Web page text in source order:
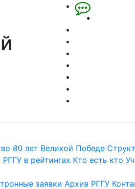
80 лет Великой Победе
РГГУ в рейтингах Кто есть кто
заявки Архив РГГУ